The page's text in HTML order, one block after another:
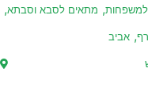
, מתאים לסבא וסבתא,
, אביב